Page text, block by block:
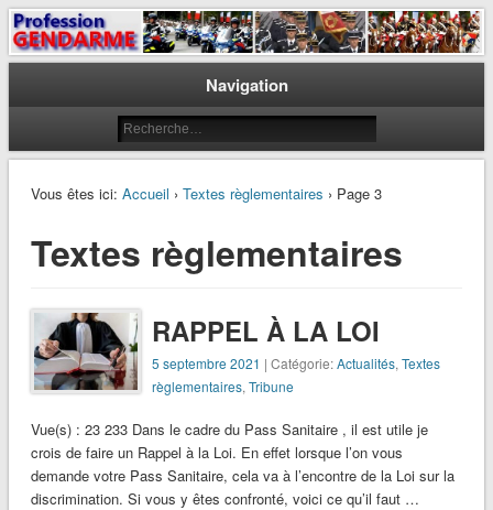
Profession Gendarme
Le journal des gendarmes
Navigation
Vous êtes ici: Accueil › Textes règlementaires › Page 3
Textes règlementaires
RAPPEL À LA LOI
5 septembre 2021 | Catégorie:Actualités,Textes
règlementaires,Tribune
Vue(s) : 23 233 Dans le cadre du Pass Sanitaire , il est utile je
crois de faire un Rappel à la Loi. En effet lorsque l’on vous
demande votre Pass Sanitaire, cela va à l’encontre de la Loi sur la
discrimination. Si vous y êtes confronté, voici ce qu’il faut …